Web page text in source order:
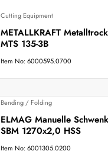
Cutting Equipment
METALLKRAFT
MTS 135-3B
Item No: 6000595.0700
Bending / Folding
ELMAG Manuelle
SBM 1270x2,0 HSS
Item No: 6001305.0200